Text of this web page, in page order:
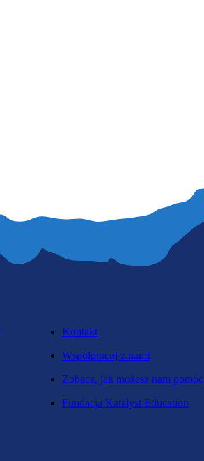
Kontakt
Współpracuj z nami
Zobacz, jak możesz nam pomóc
Fundacja Katalyst Education